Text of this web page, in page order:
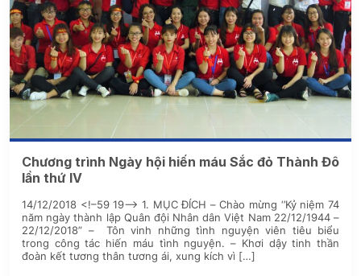
Chương trình Ngày hội hiến máu Sắc đỏ Thành Đô
lần thứ IV
14/12/2018 <!–59 19–> 1. MỤC ĐÍCH – Chào mừng ‘’Kỷ niệm 74
năm ngày thành lập Quân đội Nhân dân Việt Nam 22/12/1944 –
22/12/2018” – Tôn vinh những tình nguyện viên tiêu biểu
trong công tác hiến máu tình nguyện. – Khơi dậy tinh thần
đoàn kết tương thân tương ái, xung kích vì […]